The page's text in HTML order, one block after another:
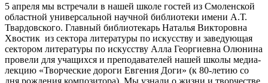
5 апреля мы встречали в нашей школе гостей из Смоленской
областной универсальной научной библиотеки имени А.Т.
Твардовского. Главный библиотекарь Наталья Викторовна
Хвостик из сектора литературы по искусству и заведующая
сектором литературы по искусству Алла Георгиевна Олюнина
провели для учащихся и преподавателей нашей школы медиа-
лекцию «Творческие дороги Евгения Доги» (к 80-летию со
дня рождения композитора). Мы узнали о жизни и творчестве